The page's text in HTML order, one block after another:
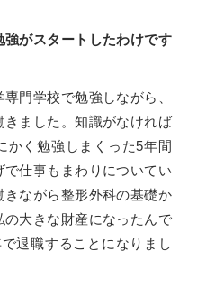
がスタートしたわけです
専門学校で勉強しながら、
ました。知識がなければ
かく勉強しまくった5年間
仕事もまわりについてい
ながら整形外科の基礎か
の大きな財産になったんで
退職することになりまし